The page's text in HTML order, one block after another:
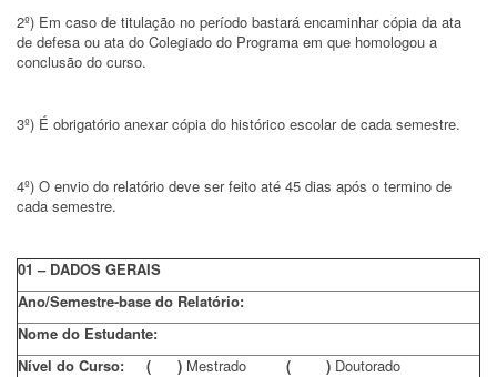
2º) Em caso de titulação no período bastará encaminhar cópia da ata
de defesa ou ata do Colegiado do Programa em que homologou a
conclusão do curso.
3º) É obrigatório anexar cópia do histórico escolar de cada semestre.
4º) O envio do relatório deve ser feito até 45 dias após o termino de
cada semestre.
01 – DADOS GERAIS
Ano/Semestre-base do Relatório:
Nome do Estudante:
Nível do Curso: ( ) Mestrado ( ) Doutorado